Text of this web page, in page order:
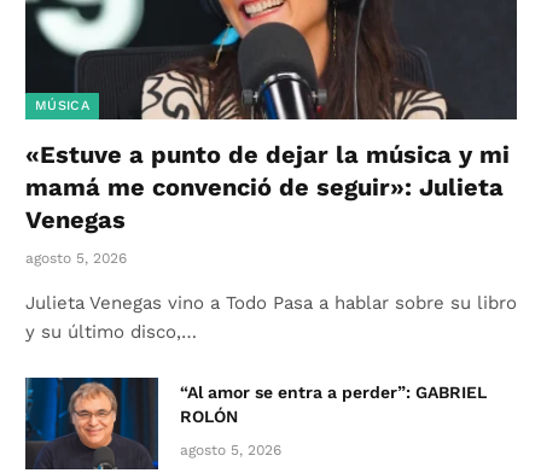
MÚSICA
«Estuve a punto de dejar la música y mi
mamá me convenció de seguir»: Julieta
Venegas
agosto 5, 2026
Julieta Venegas vino a Todo Pasa a hablar sobre su libro
y su último disco,…
“Al amor se entra a perder”: GABRIEL
ROLÓN
agosto 5, 2026